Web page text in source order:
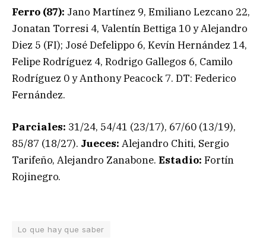
Ferro (87): Jano Martínez 9, Emiliano Lezcano 22,
Jonatan Torresi 4, Valentín Bettiga 10 y Alejandro
Diez 5 (FI); José Defelippo 6, Kevín Hernández 14,
Felipe Rodríguez 4, Rodrigo Gallegos 6, Camilo
Rodríguez 0 y Anthony Peacock 7. DT: Federico
Fernández.
Parciales: 31/24, 54/41 (23/17), 67/60 (13/19),
85/87 (18/27). Jueces: Alejandro Chiti, Sergio
Tarifeño, Alejandro Zanabone. Estadio: Fortín
Rojinegro.
Lo que hay que saber